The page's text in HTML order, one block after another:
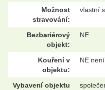
Možnost
stravování:
vlastní
Bezbariérový
objekt:
NE
Kouření v
objektu:
NE
Vybavení objektu